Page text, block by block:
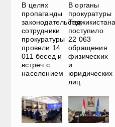
В целях
пропаганды
законодательства
сотрудники
прокуратуры
провели 14
011 бесед и
встреч с
населением
В органы
прокуратуры
поступило
22 063
обращения
физических
и
юридических
лиц